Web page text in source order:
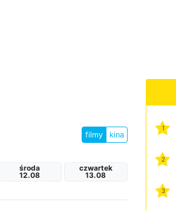
filmy kina
środa
12.08
czwartek
13.08
1
2
3